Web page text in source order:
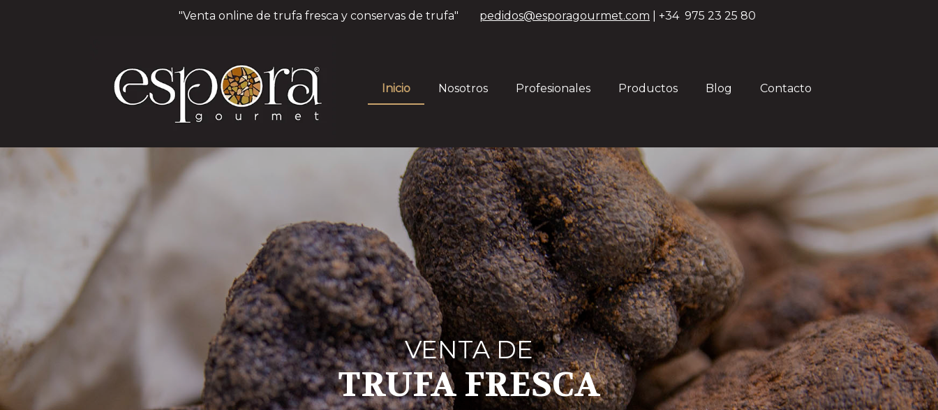
"Venta online de trufa fresca y conservas de trufa" pedidos@esporagourmet.com | +34 975 23 25 80
Inicio Nosotros Profesionales Productos Blog Contacto
VENTA DE
TRUFA FRESCA